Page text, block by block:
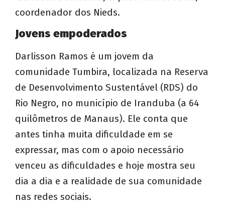
coordenador dos Nieds.
Jovens empoderados
Darlisson Ramos é um jovem da
comunidade Tumbira, localizada na Reserva
de Desenvolvimento Sustentável (RDS) do
Rio Negro, no município de Iranduba (a 64
quilômetros de Manaus). Ele conta que
antes tinha muita dificuldade em se
expressar, mas com o apoio necessário
venceu as dificuldades e hoje mostra seu
dia a dia e a realidade de sua comunidade
nas redes sociais.